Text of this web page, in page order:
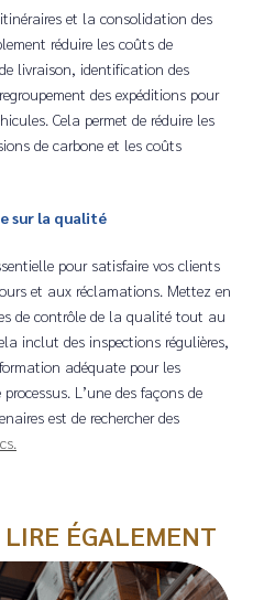
et la consolidation des
réduire les coûts de
livraison, identification des
des expéditions pour
Cela permet de réduire les
de carbone et les coûts
sur la qualité
pour satisfaire vos clients
et aux réclamations. Mettez en
de contrôle de la qualité tout au
inclut des inspections régulières,
adéquate pour les
L’une des façons de
est de rechercher des
ÉGALEMENT